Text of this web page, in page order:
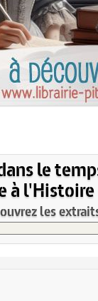
le
à l'Histoire
les